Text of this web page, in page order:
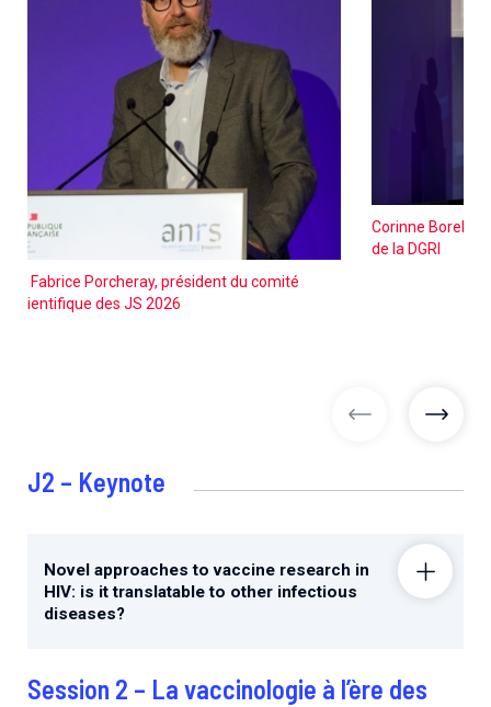
Dr Fabrice Porcheray, président du comité
scientifique des JS 2026
Corinne Borel,
de la DGRI
J2 – Keynote
Novel approaches to vaccine research in
HIV: is it translatable to other infectious
diseases?
Session 2 – La vaccinologie à l’ère des